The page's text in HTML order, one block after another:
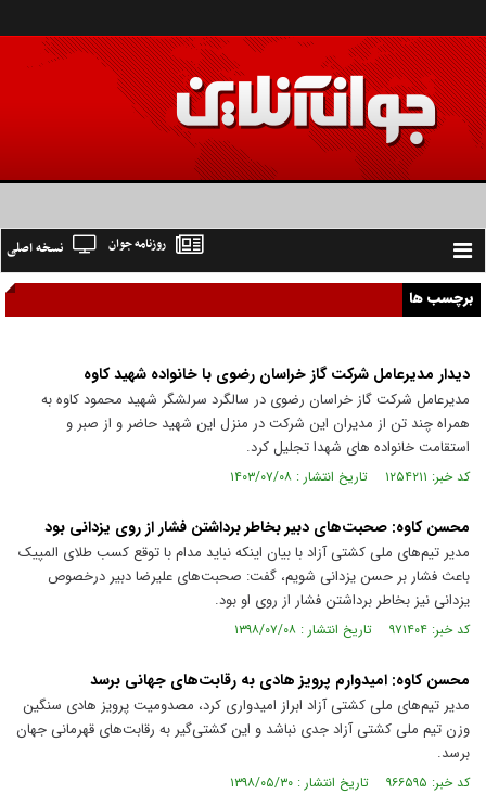
Toggle
navigation
نسخه اصلی روزنامه جوان
برچسب ها
دیدار مدیرعامل شرکت گاز خراسان رضوی با خانواده شهید کاوه
مدیرعامل شرکت گاز خراسان رضوی در سالگرد سرلشگر شهید محمود کاوه به
همراه چند تن از مدیران این شرکت در منزل این شهید حاضر و از صبر و
استقامت خانواده های شهدا تجلیل کرد.
کد خبر: ۱۲۵۴۲۱۱ تاریخ انتشار : ۱۴۰۳/۰۷/۰۸
محسن کاوه: صحبت‌های دبیر بخاطر برداشتن فشار از روی یزدانی بود
مدیر تیم‌های ملی کشتی آزاد با بیان اینکه نباید مدام با توقع کسب طلای المپیک
باعث فشار بر حسن یزدانی شویم، گفت: صحبت‌های علیرضا دبیر درخصوص
یزدانی نیز بخاطر برداشتن فشار از روی او بود.
کد خبر: ۹۷۱۴۰۴ تاریخ انتشار : ۱۳۹۸/۰۷/۰۸
محسن کاوه: امیدوارم پرویز هادی به رقابت‌های جهانی برسد
مدیر تیم‌های ملی کشتی آزاد ابراز امیدواری کرد، مصدومیت پرویز هادی سنگین
وزن تیم ملی کشتی آزاد جدی نباشد و این کشتی‌گیر به رقابت‌های قهرمانی جهان
برسد.
کد خبر: ۹۶۶۵۹۵ تاریخ انتشار : ۱۳۹۸/۰۵/۳۰